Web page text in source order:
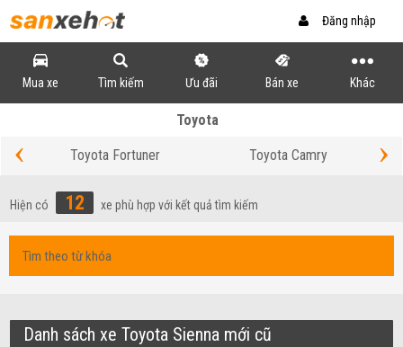
Đăng nhập
Mua xe Tìm kiếm Ưu đãi Bán xe Khác
Toyota
Toyota Fortuner Toyota Camry
‹ ›
Hiện có 12 xe phù hợp với kết quả tìm kiếm
Danh sách xe Toyota Sienna mới cũ